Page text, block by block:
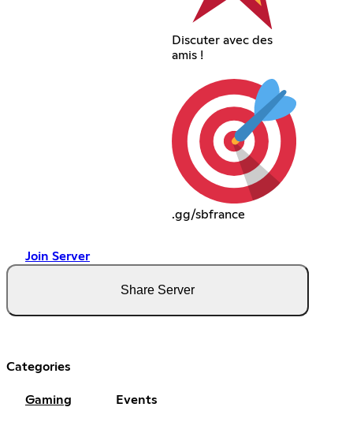
Discuter avec des
amis !
.gg/sbfrance
Join Server
Share Server
Categories
Gaming Events